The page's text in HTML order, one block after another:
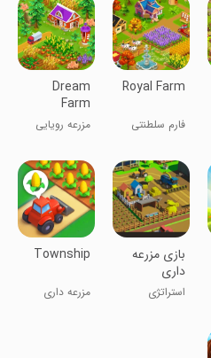
Royal Farm
فارم سلطنتی
Dream
Farm
Family
مزرعه رویایی
بازی مزرعه
داری
استراتژی
Township
مزرعه داری